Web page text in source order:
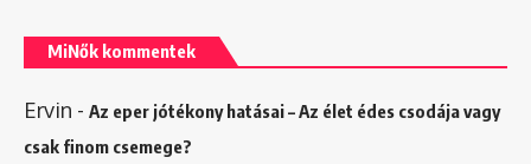
MiNők kommentek
Ervin - Az eper jótékony hatásai – Az élet édes csodája vagy
csak finom csemege?